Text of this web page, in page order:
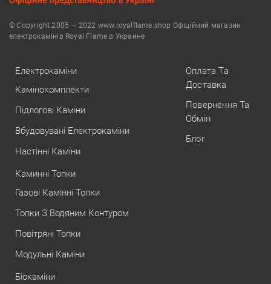
© Copyright 2005 — 2022 www.royalflame.shop Офіційний магазин
електрокамінів Royal Flame в Украине
Електрокаміни
Камінокомплекти
Підлогові Каміни
Вбудовувані Електрокаміни
Настінні Каміни
Каминні Топки
Газові Камінні Топки
Топки З Водяним Контуром
Повітряні Топки
Модульні Каміни
Біокаміни
Оплата Та
Доставка
Повернення Та
Обмін
Блог